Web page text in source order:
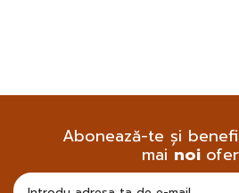
Abonează-te și
mainoi